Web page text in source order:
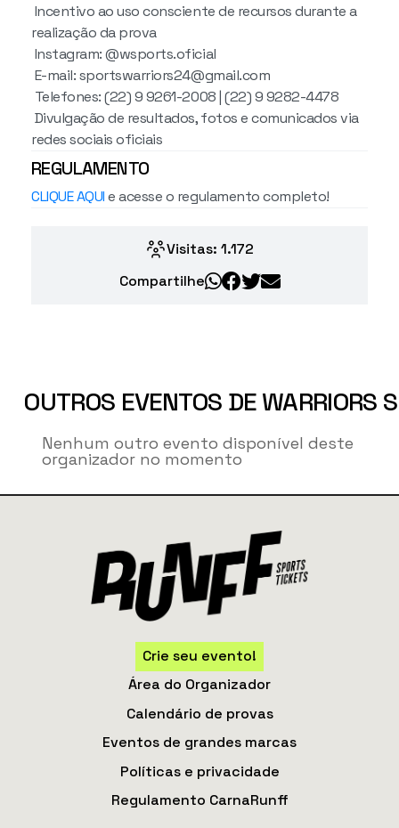
Incentivo ao uso consciente de recursos durante a
realização da prova
Instagram: @wsports.oficial
E-mail: sportswarriors24@gmail.com
Telefones: (22) 9 9261-2008 | (22) 9 9282-4478
Divulgação de resultados, fotos e comunicados via
redes sociais oficiais
REGULAMENTO
CLIQUE AQUIe acesse o regulamento completo!
Visitas: 1.172
Compartilhe
OUTROS EVENTOS DE WARRIORS
Nenhum outro evento disponível deste
organizador no momento
Crie seu evento!
Área do Organizador
Calendário de provas
Eventos de grandes marcas
Políticas e privacidade
Regulamento CarnaRunff